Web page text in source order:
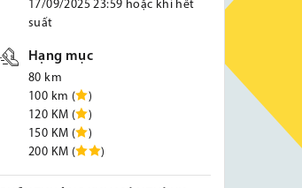
17/09/2025 23:59 hoặc khi hết
suất
Hạng mục
80 km
100 km (
)
120 KM (
)
150 KM (
)
200 KM (
)